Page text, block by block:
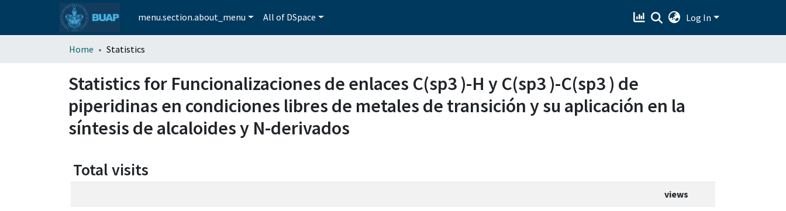
menu.section.about_menu All of DSpace Log In
Home Statistics
Statistics for Funcionalizaciones de enlaces C(sp3 )-H y C(sp3 )-C(sp3 ) de
piperidinas en condiciones libres de metales de transición y su aplicación en la
síntesis de alcaloides y N-derivados
Total visits
views